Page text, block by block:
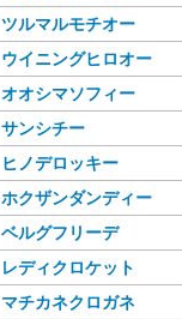
ツルマルモチオー
ウイニングヒロオー
オオシマソフィー
サンシチー
ヒノデロッキー
ホクザンダンディー
ベルグフリーデ
レディクロケット
マチカネクロガネ